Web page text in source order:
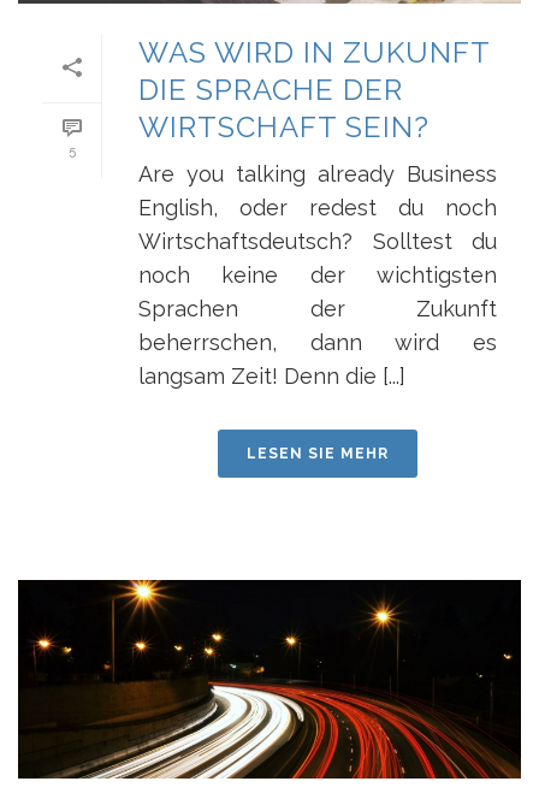
5
WAS WIRD IN ZUKUNFT
DIE SPRACHE DER
WIRTSCHAFT SEIN?
Are you talking already Business
English, oder redest du noch
Wirtschaftsdeutsch? Solltest du
noch keine der wichtigsten
Sprachen der Zukunft
beherrschen, dann wird es
langsam Zeit! Denn die [...]
LESEN SIE MEHR